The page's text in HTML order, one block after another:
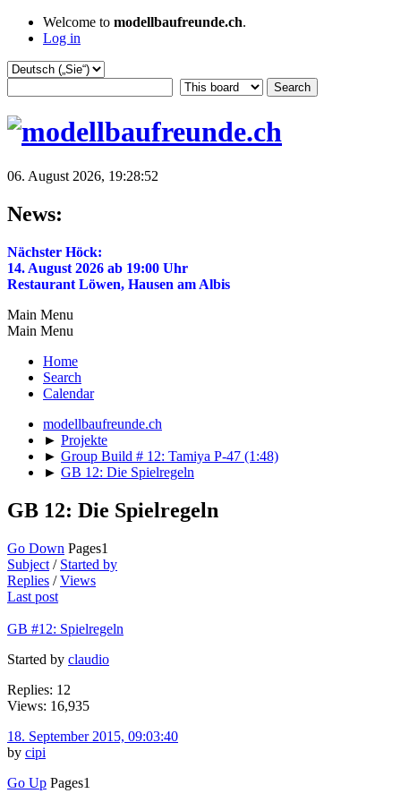
Welcome to modellbaufreunde.ch.
Log in
06. August 2026, 19:28:52
News:
Nächster Höck:
14. August 2026 ab 19:00 Uhr
Restaurant Löwen, Hausen am Albis
Main Menu
Main Menu
Home
Search
Calendar
modellbaufreunde.ch
► Projekte
► Group Build # 12: Tamiya P-47 (1:48)
► GB 12: Die Spielregeln
GB 12: Die Spielregeln
Go Down Pages1
Subject / Started by
Replies /Views
Last post
GB #12: Spielregeln
Started by claudio
Replies: 12
Views: 16,935
18. September 2015, 09:03:40
by cipi
Go Up Pages1